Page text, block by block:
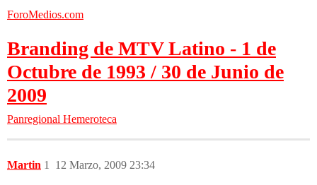
ForoMedios.com
Branding de MTV Latino - 1 de
Octubre de 1993 / 30 de Junio de
2009
Panregional Hemeroteca
Martin 12 Marzo, 2009 23:34
1